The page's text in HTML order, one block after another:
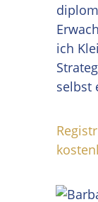
ich
selbst